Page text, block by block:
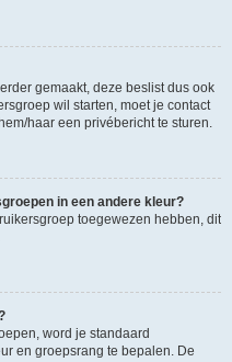
gemaakt, deze beslist dus ook
wil starten, moet je contact
haar een privébericht te sturen.
in een andere kleur?
toegewezen hebben, dit
word je standaard
en groepsrang te bepalen. De